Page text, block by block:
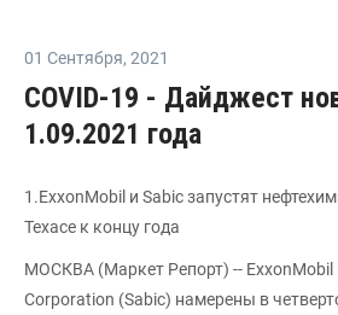
01 Сентября, 2021
COVID-19 - Дайджест
1.09.2021 года
1.ExxonMobil и Sabic запустят
Техасе к концу года
МОСКВА (Маркет Репорт) -- ExxonMobil
Corporation (Sabic) намерены в